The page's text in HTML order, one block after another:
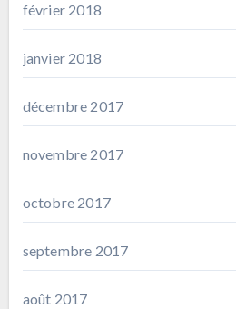
février 2018
janvier 2018
décembre 2017
novembre 2017
octobre 2017
septembre 2017
août 2017